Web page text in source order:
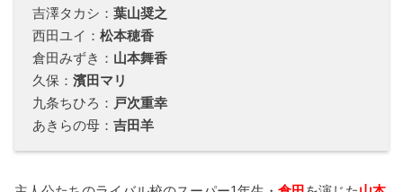
吉澤タカシ：葉山奨之
西田ユイ：松本穂香
倉田みずき： 山本舞香
久保：濱田マリ
九条ちひろ： 戸次重幸
あきらの母：吉田羊